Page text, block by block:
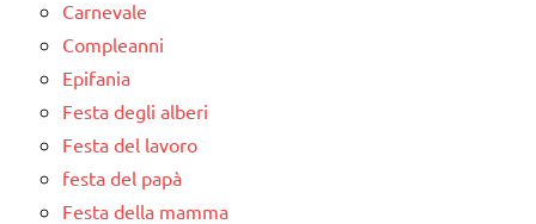
Carnevale
Compleanni
Epifania
Festa degli alberi
Festa del lavoro
festa del papà
Festa della mamma